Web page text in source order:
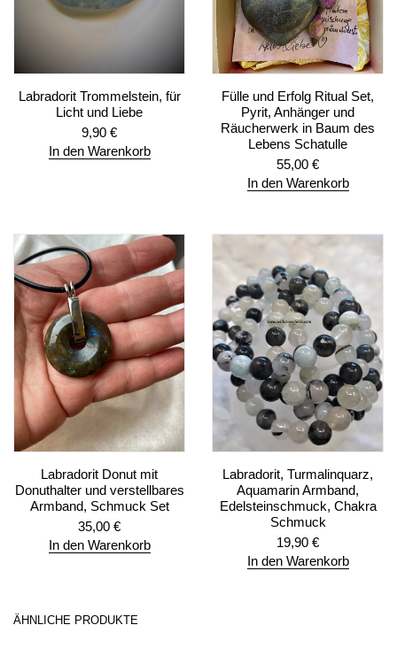
Labradorit Trommelstein, für
Licht und Liebe
9,90 €
In den Warenkorb
Fülle und Erfolg Ritual Set,
Pyrit, Anhänger und
Räucherwerk in Baum des
Lebens Schatulle
55,00 €
In den Warenkorb
Labradorit Donut mit
Donuthalter und verstellbares
Armband, Schmuck Set
35,00 €
In den Warenkorb
Labradorit, Turmalinquarz,
Aquamarin Armband,
Edelsteinschmuck, Chakra
Schmuck
19,90 €
In den Warenkorb
ÄHNLICHE PRODUKTE